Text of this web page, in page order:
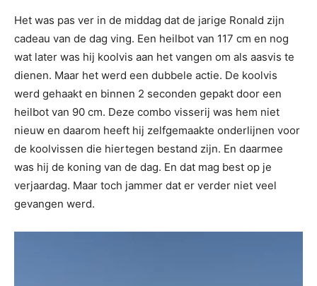
Het was pas ver in de middag dat de jarige Ronald zijn
cadeau van de dag ving. Een heilbot van 117 cm en nog
wat later was hij koolvis aan het vangen om als aasvis te
dienen. Maar het werd een dubbele actie. De koolvis
werd gehaakt en binnen 2 seconden gepakt door een
heilbot van 90 cm. Deze combo visserij was hem niet
nieuw en daarom heeft hij zelfgemaakte onderlijnen voor
de koolvissen die hiertegen bestand zijn. En daarmee
was hij de koning van de dag. En dat mag best op je
verjaardag. Maar toch jammer dat er verder niet veel
gevangen werd.